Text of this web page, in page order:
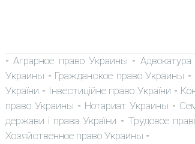
-Аграрное право Украины -
Украины - Гражданское право Украины -
України - Інвестиційне право України -
право Украины - Нотариат Украины -
держави і права України - Трудовое
Хозяйственное право Украины -